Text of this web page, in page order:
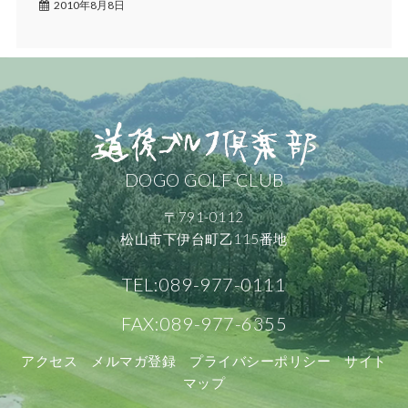
2010年8月8日
DOGO GOLF CLUB
〒791-0112
松山市下伊台町乙115番地
TEL:089-977-0111
FAX:089-977-6355
アクセス メルマガ登録 プライバシーポリシー
サイト
マップ